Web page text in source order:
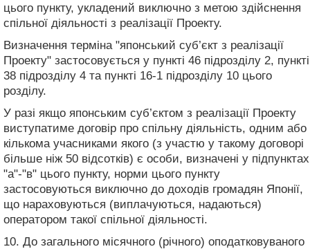
цього пункту, укладений виключно з метою здійснення
спільної діяльності з реалізації Проекту.
Визначення терміна "японський суб’єкт з реалізації
Проекту" застосовується у пункті 46 підрозділу 2, пункті
38 підрозділу 4 та пункті 16-1 підрозділу 10 цього
розділу.
У разі якщо японським суб’єктом з реалізації Проекту
виступатиме договір про спільну діяльність, одним або
кількома учасниками якого (з участю у такому договорі
більше ніж 50 відсотків) є особи, визначені у підпунктах
"а"-"в" цього пункту, норми цього пункту
застосовуються виключно до доходів громадян Японії,
що нараховуються (виплачуються, надаються)
оператором такої спільної діяльності.
10. До загального місячного (річного) оподатковуваного